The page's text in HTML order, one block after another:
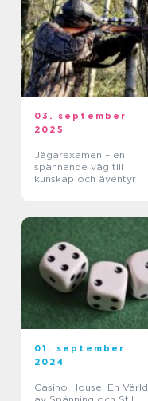
03. september
2025
Jägarexamen – en
spännande väg till
kunskap och äventyr
01. september
2024
Casino House: En Värld